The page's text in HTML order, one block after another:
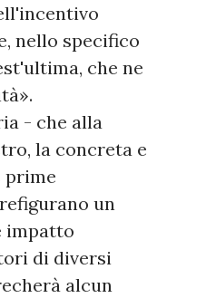
nello specifico
che ne
- che alla
la concreta e
prime
un
impatto
di diversi
alcun